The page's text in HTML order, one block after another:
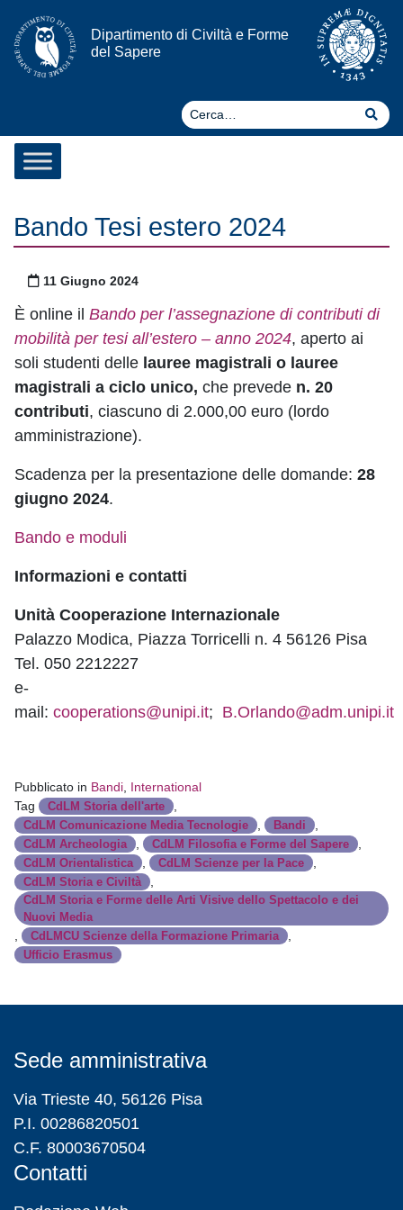
Vai al contenuto
Dipartimento di Civiltà e Forme
del Sapere
Bando Tesi estero 2024
Pubblicato il
11 Giugno 2024
È online il Bando per l’assegnazione di contributi di
mobilità per tesi all’estero – anno 2024, aperto ai
soli studenti delle lauree magistrali o lauree
magistrali a ciclo unico, che prevede n. 20
contributi, ciascuno di 2.000,00 euro (lordo
amministrazione).
Scadenza per la presentazione delle domande: 28
giugno 2024.
Bando e moduli
Informazioni e contatti
Unità Cooperazione Internazionale
Palazzo Modica, Piazza Torricelli n. 4 56126 Pisa
Tel. 050 2212227
e-
mail: cooperations@unipi.it; B.Orlando@adm.unipi.it
Pubblicato in Bandi International
Tag
CdLM Storia dell'arte
CdLM Comunicazione Media Tecnologie Bandi
CdLM Archeologia CdLM Filosofia e Forme del Sapere
CdLM Orientalistica CdLM Scienze per la Pace
CdLM Storia e Civiltà
CdLM Storia e Forme delle Arti Visive dello Spettacolo e dei
Nuovi Media
CdLMCU Scienze della Formazione Primaria
Ufficio Erasmus
Sede amministrativa
Via Trieste 40, 56126 Pisa
P.I. 00286820501
C.F. 80003670504
Contatti